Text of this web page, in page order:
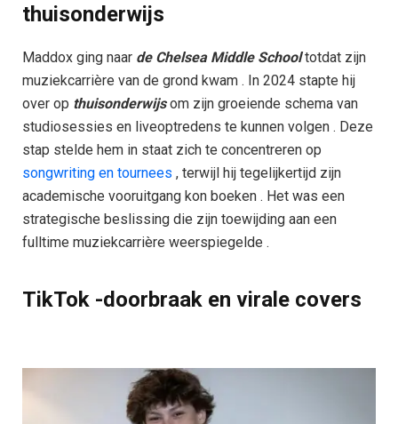
thuisonderwijs
Maddox ging naar de Chelsea Middle Schooltotdat zijn
muziekcarrière van de grond kwam . In 2024 stapte hij
over op thuisonderwijsom zijn groeiende schema van
studiosessies en liveoptredens te kunnen volgen . Deze
stap stelde hem in staat zich te concentreren op
songwriting en tournees , terwijl hij tegelijkertijd zijn
academische vooruitgang kon boeken . Het was een
strategische beslissing die zijn toewijding aan een
fulltime muziekcarrière weerspiegelde .
TikTok -doorbraak en virale covers